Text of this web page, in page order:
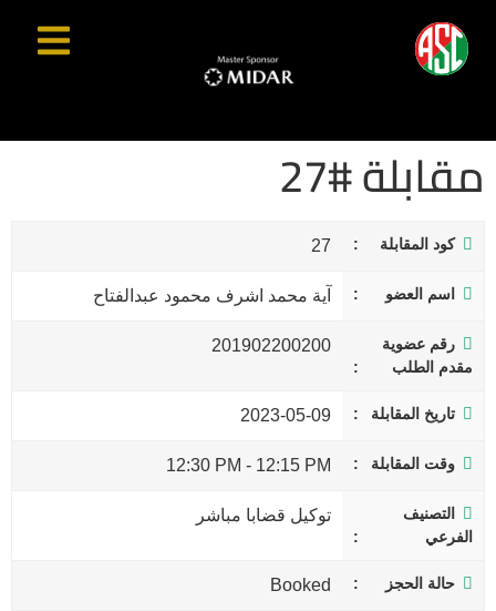
مقابلة #27
كود المقابلة 27
اسم العضو آية محمد اشرف محمود عبدالفتاح
رقم عضوية
مقدم الطلب
201902200200
تاريخ المقابلة 2023-05-09
وقت المقابلة 12:15 PM
-
12:30 PM
التصنيف
الفرعي
توكيل قضابا مباشر
حالة الحجز Booked